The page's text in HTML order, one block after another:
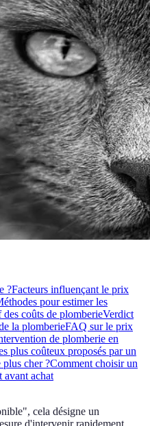
?Facteurs influençant le prix
pour estimer les
coûts de plomberieVerdict
la plomberieFAQ sur le prix
de plomberie en
plus coûteux proposés par un
cher ?Comment choisir un
avant achat
cela désigne un